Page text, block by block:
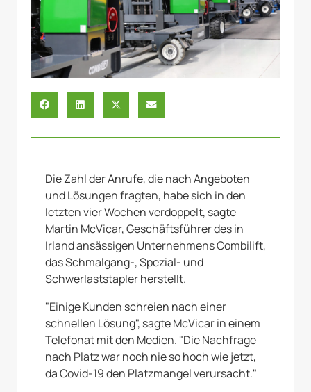
Die Zahl der Anrufe, die nach Angeboten
und Lösungen fragten, habe sich in den
letzten vier Wochen verdoppelt, sagte
Martin McVicar, Geschäftsführer des in
Irland ansässigen Unternehmens Combilift,
das Schmalgang-, Spezial- und
Schwerlaststapler herstellt.
"Einige Kunden schreien nach einer
schnellen Lösung", sagte McVicar in einem
Telefonat mit den Medien. "Die Nachfrage
nach Platz war noch nie so hoch wie jetzt,
da Covid-19 den Platzmangel verursacht."